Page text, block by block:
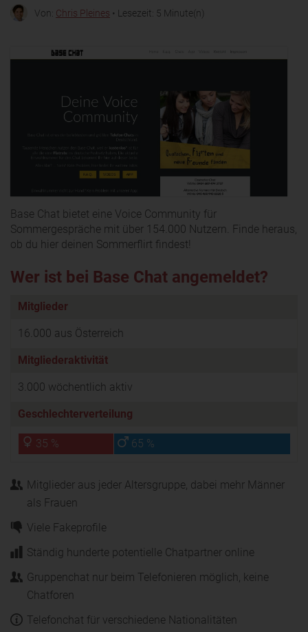
Von: Chris Pleines • Lesezeit: 5 Minute(n)
Base Chat bietet eine Voice Community für
Sommergespräche mit über 154.000 Nutzern. Finde heraus,
ob du hier deinen Sommerflirt findest!
Wer ist bei Base Chat angemeldet?
Mitglieder
16.000 aus Österreich
Mitgliederaktivität
3.000 wöchentlich aktiv
Geschlechterverteilung
35 % 65 %
Mitglieder aus jeder Altersgruppe, dabei mehr Männer
als Frauen
Viele Fakeprofile
Ständig hunderte potentielle Chatpartner online
Gruppenchat nur beim Telefonieren möglich, keine
Chatforen
Telefonchat für verschiedene Nationalitäten